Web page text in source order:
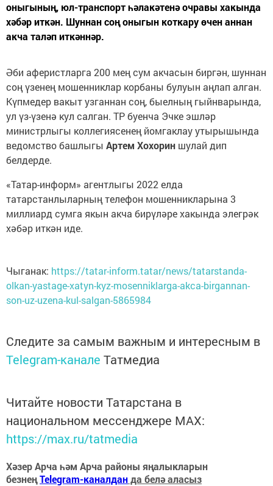
оныгының, юл-транспорт һәлакәтенә очравы хакында
хәбәр иткән. Шуннан соң оныгын коткару өчен аннан
акча таләп иткәннәр.
Әби аферистларга 200 мең сум акчасын биргән, шуннан
соң үзенең мошенниклар корбаны булуын аңлап алган.
Күпмедер вакыт узганнан соң, быелның гыйнварында,
ул үз-үзенә кул салган. ТР буенча Эчке эшләр
министрлыгы коллегиясенең йомгаклау утырышында
ведомство башлыгы Артем Хохорин шулай дип
белдерде.
«Татар-информ» агентлыгы 2022 елда
татарстанлыларның телефон мошенникларына 3
миллиард сумга якын акча бирүләре хакында элегрәк
хәбәр иткән иде.
Чыганак: https://tatar-inform.tatar/news/tatarstanda-
olkan-yastage-xatyn-kyz-mosenniklarga-akca-birgannan-
son-uz-uzena-kul-salgan-5865984
Следите за самым важным и интересным в
Telegram-канале Татмедиа
Читайте новости Татарстана в
национальном мессенджере MАХ:
https://max.ru/tatmedia
Хәзер Арча һәм Арча районы яңалыкларын
безнеңTelegram-каналданда белә аласыз